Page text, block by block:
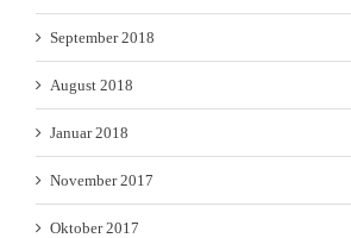
September 2018
August 2018
Januar 2018
November 2017
Oktober 2017